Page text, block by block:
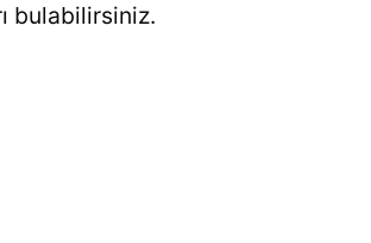
bulabilirsiniz.